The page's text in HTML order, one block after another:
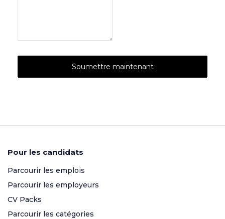
Pour les candidats
Parcourir les emplois
Parcourir les employeurs
CV Packs
Parcourir les catégories